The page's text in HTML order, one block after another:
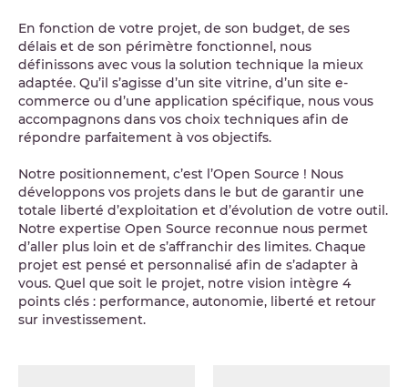
En fonction de votre projet, de son budget, de ses
délais et de son périmètre fonctionnel, nous
définissons avec vous la solution technique la mieux
adaptée. Qu’il s’agisse d’un site vitrine, d’un site e-
commerce ou d’une application spécifique, nous vous
accompagnons dans vos choix techniques afin de
répondre parfaitement à vos objectifs.
Notre positionnement, c’est l’Open Source ! Nous
développons vos projets dans le but de garantir une
totale liberté d’exploitation et d’évolution de votre outil.
Notre expertise Open Source reconnue nous permet
d’aller plus loin et de s’affranchir des limites. Chaque
projet est pensé et personnalisé afin de s’adapter à
vous. Quel que soit le projet, notre vision intègre 4
points clés : performance, autonomie, liberté et retour
sur investissement.